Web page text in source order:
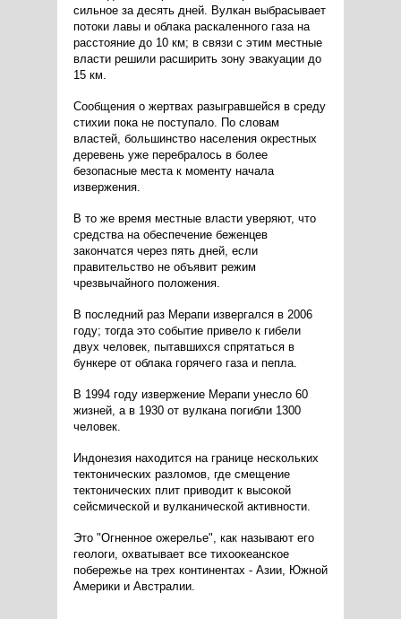
сильное за десять дней. Вулкан выбрасывает
потоки лавы и облака раскаленного газа на
расстояние до 10 км; в связи с этим местные
власти решили расширить зону эвакуации до
15 км.
Сообщения о жертвах разыгравшейся в среду
стихии пока не поступало. По словам
властей, большинство населения окрестных
деревень уже перебралось в более
безопасные места к моменту начала
извержения.
В то же время местные власти уверяют, что
средства на обеспечение беженцев
закончатся через пять дней, если
правительство не объявит режим
чрезвычайного положения.
В последний раз Мерапи извергался в 2006
году; тогда это событие привело к гибели
двух человек, пытавшихся спрятаться в
бункере от облака горячего газа и пепла.
В 1994 году извержение Мерапи унесло 60
жизней, а в 1930 от вулкана погибли 1300
человек.
Индонезия находится на границе нескольких
тектонических разломов, где смещение
тектонических плит приводит к высокой
сейсмической и вулканической активности.
Это "Огненное ожерелье", как называют его
геологи, охватывает все тихоокеанское
побережье на трех континентах - Азии, Южной
Америки и Австралии.